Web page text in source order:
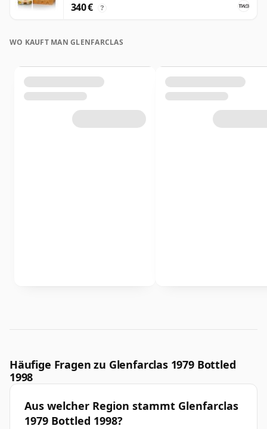
340 € ?
WO KAUFT MAN GLENFARCLAS
Häufige Fragen zu Glenfarclas 1979 Bottled
1998
Aus welcher Region stammt Glenfarclas
1979 Bottled 1998?